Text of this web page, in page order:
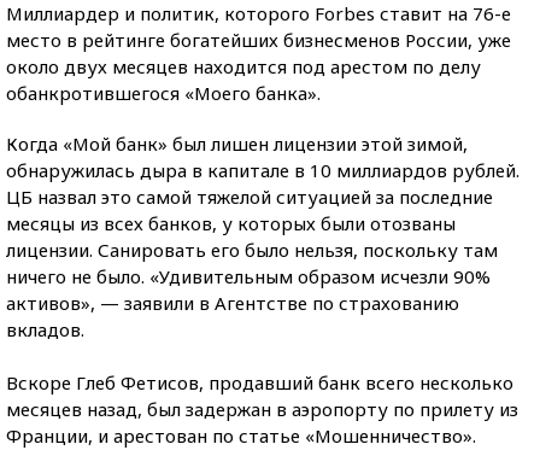
Миллиардер и политик, которого Forbes ставит на 76-е
место в рейтинге богатейших бизнесменов России, уже
около двух месяцев находится под арестом по делу
обанкротившегося «Моего банка».
Когда «Мой банк» был лишен лицензии этой зимой,
обнаружилась дыра в капитале в 10 миллиардов рублей.
ЦБ назвал это самой тяжелой ситуацией за последние
месяцы из всех банков, у которых были отозваны
лицензии. Санировать его было нельзя, поскольку там
ничего не было. «Удивительным образом исчезли 90%
активов», — заявили в Агентстве по страхованию
вкладов.
Вскоре Глеб Фетисов, продавший банк всего несколько
месяцев назад, был задержан в аэропорту по прилету из
Франции, и арестован по статье «Мошенничество».